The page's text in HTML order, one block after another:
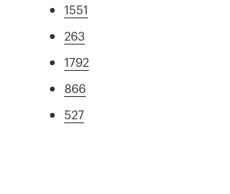
1551
263
1792
866
527